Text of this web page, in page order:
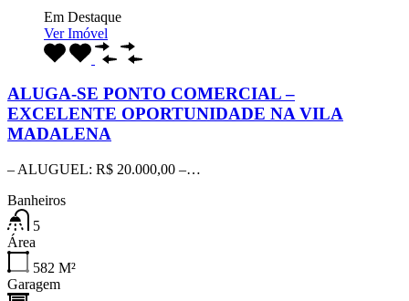
Em Destaque
Ver Imóvel
ALUGA-SE PONTO COMERCIAL –
EXCELENTE OPORTUNIDADE NA VILA
MADALENA
– ALUGUEL: R$ 20.000,00 –…
Banheiros
5
Área
582 M²
Garagem